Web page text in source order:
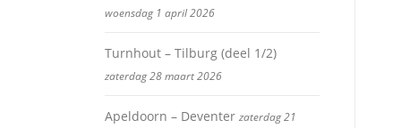
woensdag 1 april 2026
Turnhout – Tilburg (deel 1/2)
zaterdag 28 maart 2026
Apeldoorn – Deventer zaterdag 21